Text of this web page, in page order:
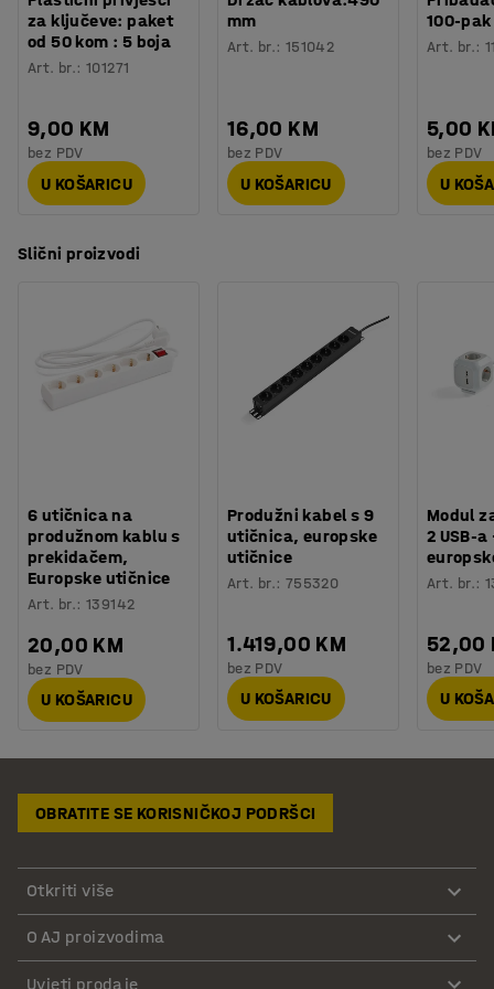
za ključeve: paket
od 50 kom : 5 boja
Art. br.:101271
9,00 KM
bez PDV
U KOŠARICU
mm
Art. br.: 151042
16,00 KM
bez PDV
U KOŠARICU
100-pak
Art. br.:
5,00
bez PDV
U
Slični proizvodi
6 utičnica na
produžnom kablu s
prekidačem,
Europske utičnice
Art. br.:139142
20,00 KM
bez PDV
U KOŠARICU
Produžni kabel s 9
utičnica, europske
utičnice
Art. br.: 755320
1.419,00 KM
bez PDV
U KOŠARICU
Modul
2 USB-a
Art. br.:
52,00
bez PDV
U
OBRATITE SE KORISNIČKOJ PODRŠCI
Otkriti više
O AJ proizvodima
Uvjeti prodaje